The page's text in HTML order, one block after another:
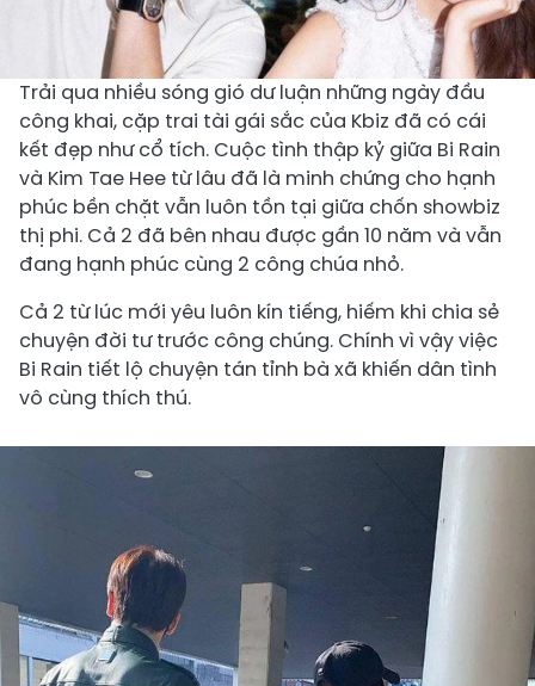
Trải qua nhiều sóng gió dư luận những ngày đầu
công khai, cặp trai tài gái sắc của Kbiz đã có cái
kết đẹp như cổ tích. Cuộc tình thập kỷ giữa Bi Rain
và Kim Tae Hee từ lâu đã là minh chứng cho hạnh
phúc bền chặt vẫn luôn tồn tại giữa chốn showbiz
thị phi. Cả 2 đã bên nhau được gần 10 năm và vẫn
đang hạnh phúc cùng 2 công chúa nhỏ.
Cả 2 từ lúc mới yêu luôn kín tiếng, hiếm khi chia sẻ
chuyện đời tư trước công chúng. Chính vì vậy việc
Bi Rain tiết lộ chuyện tán tỉnh bà xã khiến dân tình
vô cùng thích thú.